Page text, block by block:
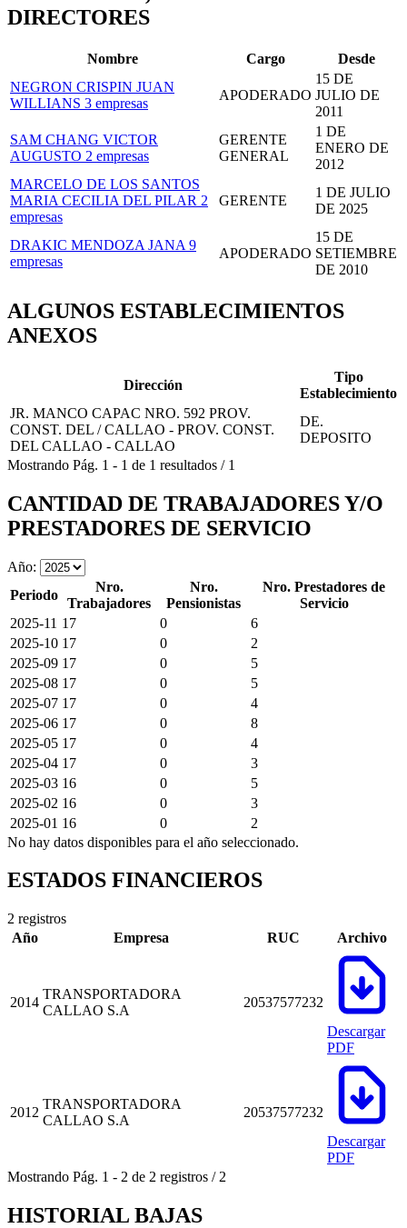
DIRECTORES
Nombre Cargo
Desde
NEGRON CRISPIN JUAN
WILLIANS 3 empresas
APODERADO
15 DE
JULIO DE
2011
SAM CHANG VICTOR
AUGUSTO 2 empresas
GERENTE
GENERAL
1 DE
ENERO DE
2012
MARCELO DE LOS SANTOS
MARIA CECILIA DEL PILAR 2
empresas
GERENTE
1 DE JULIO
DE 2025
DRAKIC MENDOZA JANA 9
empresas
APODERADO
15 DE
SETIEMBRE
DE 2010
ALGUNOS ESTABLECIMIENTOS
ANEXOS
Dirección
Tipo
Establecimiento
JR. MANCO CAPAC NRO. 592 PROV.
CONST. DEL / CALLAO - PROV. CONST.
DEL CALLAO - CALLAO
DE.
DEPOSITO
Mostrando Pág. 1 - 1 de 1 resultados / 1
CANTIDAD DE TRABAJADORES Y/O
PRESTADORES DE SERVICIO
Año:
Periodo
Nro.
Trabajadores
Nro.
Pensionistas
Nro. Prestadores de
Servicio
2025-11 17 0
6
2025-10 17 0
2
2025-09 17 0
5
2025-08 17 0
5
2025-07 17 0
4
2025-06 17 0
8
2025-05 17 0
4
2025-04 17 0
3
2025-03 16 0
5
2025-02 16 0
3
2025-01 16 0
2
No hay datos disponibles para el año seleccionado.
ESTADOS FINANCIEROS
2 registros
Año
Empresa RUC Archivo
2014
TRANSPORTADORA
CALLAO S.A
20537577232
Descargar
PDF
2012
TRANSPORTADORA
CALLAO S.A
20537577232
Descargar
PDF
Mostrando Pág. 1 - 2 de 2 registros / 2
HISTORIAL BAJAS